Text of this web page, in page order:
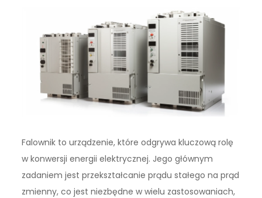
Falownik to urządzenie, które odgrywa kluczową rolę
w konwersji energii elektrycznej. Jego głównym
zadaniem jest przekształcanie prądu stałego na prąd
zmienny, co jest niezbędne w wielu zastosowaniach,